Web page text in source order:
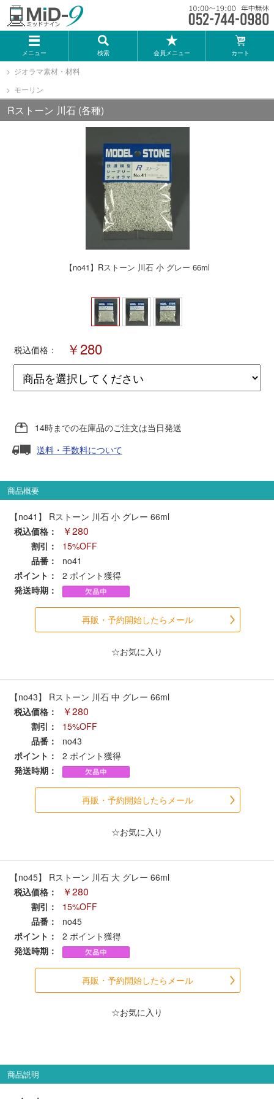
メニュー 検索 会員メニュー カート
メーカー一覧
TOMIX
KATO
Bトレインショーティー
タカラトミー（プラレール）
さんけい
セール品・キャンペーン
セール商品
走行エリア別 鉄道模型車両リスト
関東
中部 関西
中国・四国
お役立ち情報
商品レビュー
LINEお友達登録
Infomation
ご注文方法
ヘルプページ
新規会員登録
ジオラマ素材・材料
モーリン
Rストーン 川石 (各種)
【no41】Rストーン 川石 小 グレー 66ml
税込価格： ￥280
14時までの在庫品のご注文は当日発送
送料・手数料について
商品概要
【no41】 Rストーン 川石 小 グレー 66ml
税込価格：
￥280
割引：
15%OFF
品番：
no41
ポイント：
2 ポイント獲得
発送時期：
再販・予約開始したらメール
☆お気に入り
【no43】 Rストーン 川石 中 グレー 66ml
税込価格：
￥280
割引：
15%OFF
品番：
no43
ポイント：
2 ポイント獲得
発送時期：
再販・予約開始したらメール
☆お気に入り
【no45】 Rストーン 川石 大 グレー 66ml
税込価格：
￥280
割引：
15%OFF
品番：
no45
ポイント：
2 ポイント獲得
発送時期：
再販・予約開始したらメール
☆お気に入り
商品説明